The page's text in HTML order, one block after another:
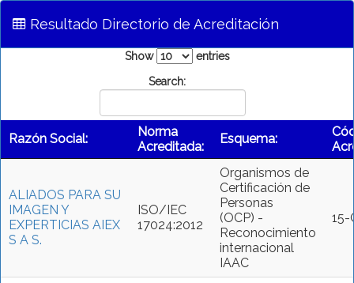
Resultado Directorio de Acreditación
Show
entries
Search:
Razón Social:
Norma
Acreditada:
Esquema:
ALIADOS PARA SU
IMAGEN Y
EXPERTICIAS AIEX
S A S.
ISO/IEC
17024:2012
Organismos de
Certificación de
Personas
(OCP) -
Reconocimiento
internacional
IAAC
15-